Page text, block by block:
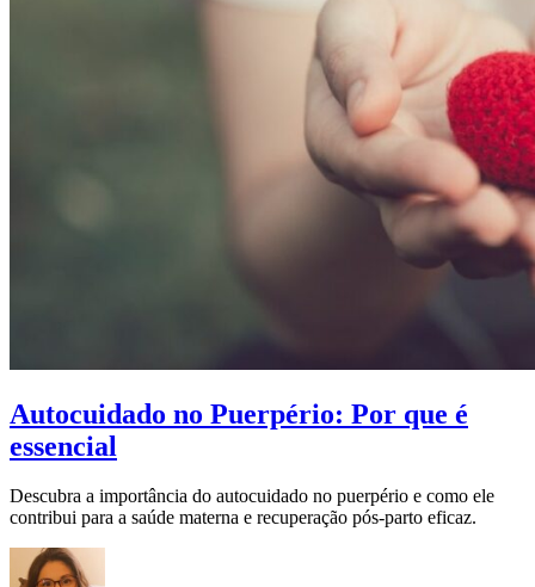
Autocuidado no Puerpério: Por que é
essencial
Descubra a importância do autocuidado no puerpério e como ele
contribui para a saúde materna e recuperação pós-parto eficaz.